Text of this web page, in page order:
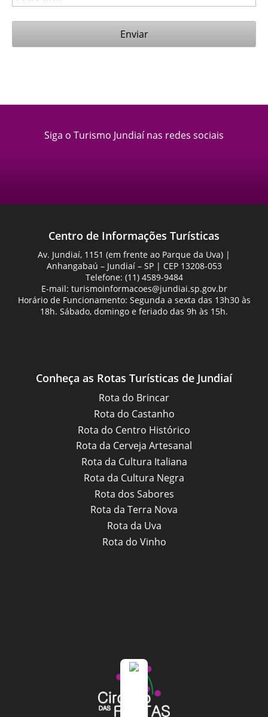
Siga o Turismo Jundiaí nas redes sociais
Conheça as Rotas Turísticas de Jundiaí
Rota do Brincar
Rota do Castanho
Rota do Centro Histórico
Rota da Cerveja Artesanal
Rota da Cultura Italiana
Rota da Cultura Negra
Rota dos Sabores
Rota da Terra Nova
Rota da Uva
Rota do Vinho
Centro de Informações Turísticas
Av. Jundiaí, 1151 (em frente ao Parque da Uva) |
Anhangabaú – Jundiaí – SP | CEP 13208-053
Telefone: (11) 4589-9484
E-mail: turismoinformacoes@jundiai.sp.gov.br
Horário de Funcionamento: Segunda a sexta das 13h30 às
18h. Sábado, domingo e feriado das 9h às 15h.